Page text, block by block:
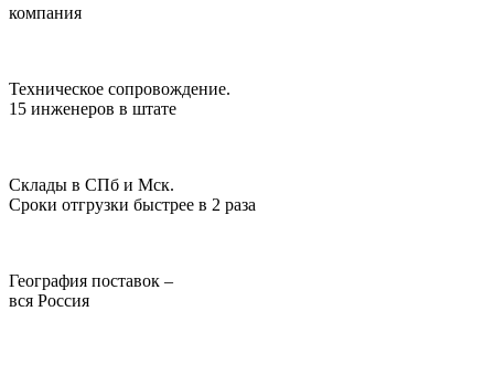
компания
Техническое сопровождение.
15 инженеров в штате
Склады в СПб и Мск.
Сроки отгрузки быстрее в 2 раза
География поставок –
вся Россия